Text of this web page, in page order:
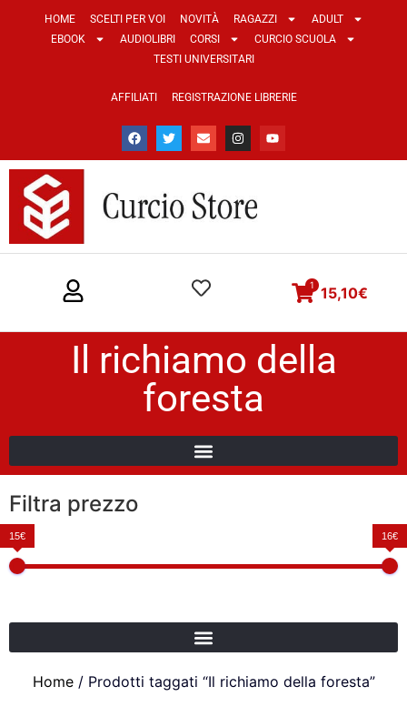
HOME SCELTI PER VOI NOVITÀ RAGAZZI
ADULT
EBOOK
AUDIOLIBRI CORSI
CURCIO SCUOLA
TESTI UNIVERSITARI
AFFILIATI REGISTRAZIONE LIBRERIE
15,10€
1
Il richiamo della
foresta
Filtra prezzo
15€ 16€
Home/ Prodotti taggati “Il richiamo della foresta”